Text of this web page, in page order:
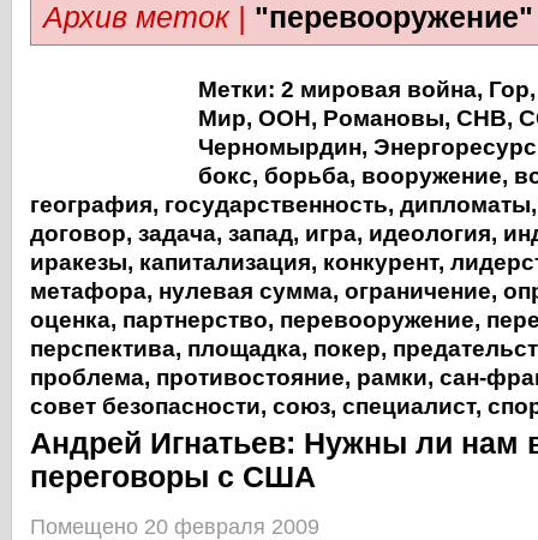
Архив меток | "перевооружение"
Метки: 2 мировая война, Гор
Мир, ООН, Романовы, СНВ,
Черномырдин,
бокс, борьба, вооружение,
география, государственность, дипломаты
договор, задача, запад, игра, идеология,
иракезы, капитализация, конкурент,
метафора, нулевая сумма, ограничение,
оценка, партнерство, перевооружение,
перспектива, площадка, покер,
проблема, противостояние, рамки, сан-
совет безопасности, союз, специалист,
Андрей Игнатьев: Нужны ли нам
переговоры с США
Помещено 20 февраля 2009